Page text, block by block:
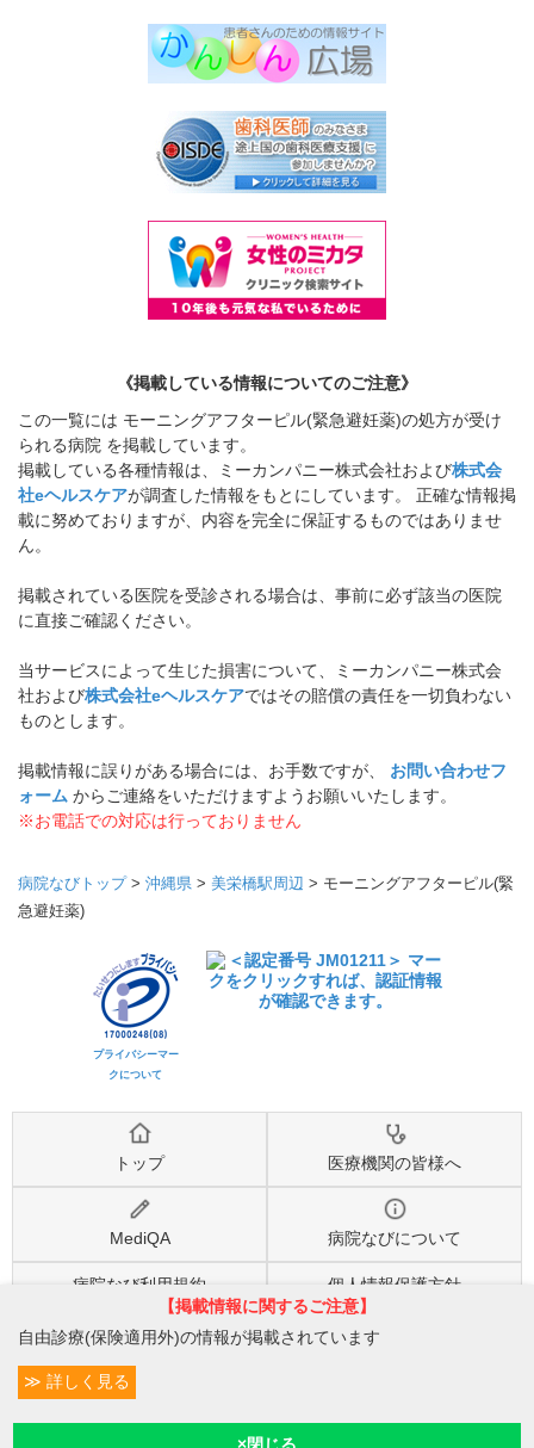
《掲載している情報についてのご注意》
この一覧には モーニングアフターピル(緊急避妊薬)の処方が受け
られる病院 を掲載しています。
掲載している各種情報は、ミーカンパニー株式会社および株式会
社eヘルスケアが調査した情報をもとにしています。 正確な情報掲
載に努めておりますが、内容を完全に保証するものではありませ
ん。
掲載されている医院を受診される場合は、事前に必ず該当の医院
に直接ご確認ください。
当サービスによって生じた損害について、ミーカンパニー株式会
社および株式会社eヘルスケアではその賠償の責任を一切負わない
ものとします。
掲載情報に誤りがある場合には、お手数ですが、 お問い合わせフ
ォーム からご連絡をいただけますようお願いいたします。
※お電話での対応は行っておりません
病院なびトップ> 沖縄県 > 美栄橋駅周辺 > モーニングアフターピル(緊
急避妊薬)
プライバシーマー
クについて
トップ 医療機関の皆様へ
MediQA 病院なびについて
病院なび利用規約 個人情報保護方針
現在診療
【掲載情報に関するご注意】
自由診療(保険適用外)の情報が掲載されています
詳しく見る